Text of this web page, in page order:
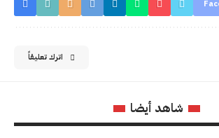
اترك تعليقاً
شاهد أيضا